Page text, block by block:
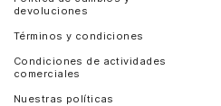
devoluciones
Términos y condiciones
Condiciones de actividades
comerciales
Nuestras políticas